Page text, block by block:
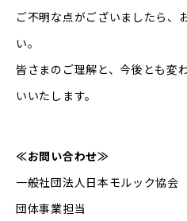
ご不明な点がございましたら、
い。
皆さまのご理解と、今後とも変
いいたします。
≪お問い合わせ≫
一般社団法人日本モルック協会
団体事業担当